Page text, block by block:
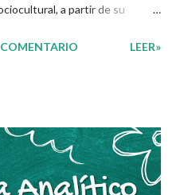
a partir de su
con el entorno y el mundo
el objeto de aprendizaje
y explicación de los
tales como el cuerpo humano,
LEER»